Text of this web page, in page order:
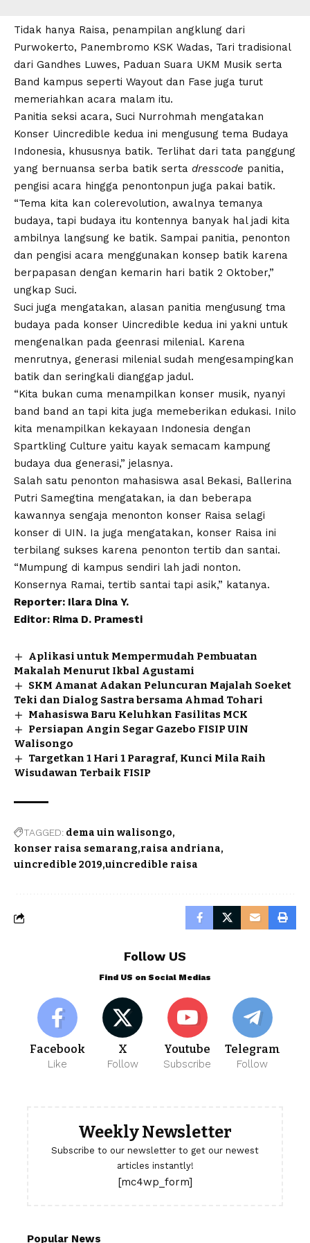
Tidak hanya Raisa, penampilan angklung dari
Purwokerto, Panembromo KSK Wadas, Tari tradisional
dari Gandhes Luwes, Paduan Suara UKM Musik serta
Band kampus seperti Wayout dan Fase juga turut
memeriahkan acara malam itu.
Panitia seksi acara, Suci Nurrohmah mengatakan
Konser Uincredible kedua ini mengusung tema Budaya
Indonesia, khususnya batik. Terlihat dari tata panggung
yang bernuansa serba batik serta dresscode panitia,
pengisi acara hingga penontonpun juga pakai batik.
“Tema kita kan colerevolution, awalnya temanya
budaya, tapi budaya itu kontennya banyak hal jadi kita
ambilnya langsung ke batik. Sampai panitia, penonton
dan pengisi acara menggunakan konsep batik karena
berpapasan dengan kemarin hari batik 2 Oktober,”
ungkap Suci.
Suci juga mengatakan, alasan panitia mengusung tma
budaya pada konser Uincredible kedua ini yakni untuk
mengenalkan pada geenrasi milenial. Karena
menrutnya, generasi milenial sudah mengesampingkan
batik dan seringkali dianggap jadul.
“Kita bukan cuma menampilkan konser musik, nyanyi
band band an tapi kita juga memeberikan edukasi. Inilo
kita menampilkan kekayaan Indonesia dengan
Spartkling Culture yaitu kayak semacam kampung
budaya dua generasi,” jelasnya.
Salah satu penonton mahasiswa asal Bekasi, Ballerina
Putri Samegtina mengatakan, ia dan beberapa
kawannya sengaja menonton konser Raisa selagi
konser di UIN. Ia juga mengatakan, konser Raisa ini
terbilang sukses karena penonton tertib dan santai.
“Mumpung di kampus sendiri lah jadi nonton.
Konsernya Ramai, tertib santai tapi asik,” katanya.
Reporter: Ilara Dina Y.
Editor: Rima D. Pramesti
Aplikasi untuk Mempermudah Pembuatan
Makalah Menurut Ikbal Agustami
SKM Amanat Adakan Peluncuran Majalah Soeket
Teki dan Dialog Sastra bersama Ahmad Tohari
Mahasiswa Baru Keluhkan Fasilitas MCK
Persiapan Angin Segar Gazebo FISIP UIN
Walisongo
Targetkan 1 Hari 1 Paragraf, Kunci Mila Raih
Wisudawan Terbaik FISIP
TAGGED: dema uin walisongo
konser raisa semarang raisa andriana
uincredible 2019 uincredible raisa
Follow US
Find US on Social Medias
Facebook
Like
X
Follow
Youtube
Subscribe
Telegram
Follow
Weekly Newsletter
Subscribe to our newsletter to get our newest
articles instantly!
[mc4wp_form]
Popular News